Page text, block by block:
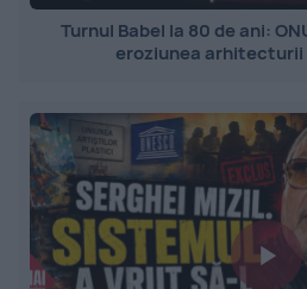
Turnul Babel la 80 de ani:
eroziunea